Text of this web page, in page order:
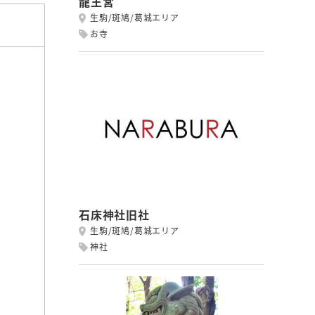
生駒/斑鳩/葛城エリア
お寺
石床神社旧社
生駒/斑鳩/葛城エリア
神社